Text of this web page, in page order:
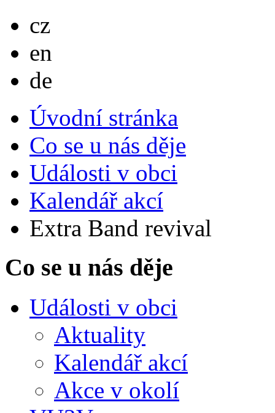
cz
en
de
Úvodní stránka
Co se u nás děje
Události v obci
Kalendář akcí
Extra Band revival
Co se u nás děje
Události v obci
Aktuality
Kalendář akcí
Akce v okolí